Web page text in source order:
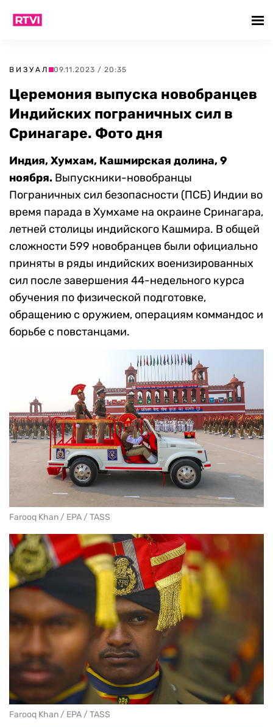
ВИЗУАЛ 09.11.2023 / 20:35
Церемония выпуска новобранцев
Индийских пограничных сил в
Сринагаре. Фото дня
Индия, Хумхам, Кашмирская долина, 9
ноября. Выпускники-новобранцы
Пограничных сил безопасности (ПСБ) Индии во
время парада в Хумхаме на окраине Сринагара,
летней столицы индийского Кашмира. В общей
сложности 599 новобранцев были официально
приняты в ряды индийских военизированных
сил после завершения 44-недельного курса
обучения по физической подготовке,
обращению с оружием, операциям коммандос и
борьбе с повстанцами.
Farooq Khan / EPA / TASS
Farooq Khan / EPA / TASS